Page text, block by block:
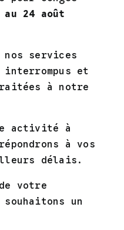
ECLISSE DE
COUVERTINE RAL
BRUT / NON
LAQUEE
PRODUIT
A
PEUVENT
ÊTRE
CHOISIES
SUR
DU
DÉTAILS
24 août
services
interrompus et
à notre
activité à
à vos
délais.
votre
souhaitons un